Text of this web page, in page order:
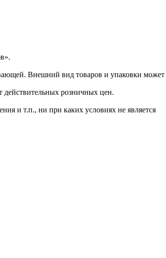
Внешний вид товаров и упаковки может
действительных розничных цен.
и т.п., ни при каких условиях не является